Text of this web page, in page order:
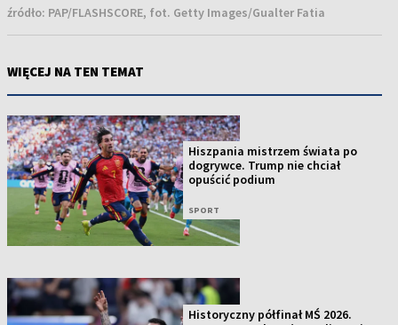
źródło: PAP/FLASHSCORE, fot. Getty Images/Gualter Fatia
WIĘCEJ NA TEN TEMAT
Hiszpania mistrzem świata po
dogrywce. Trump nie chciał
opuścić podium
SPORT
Historyczny półfinał MŚ 2026.